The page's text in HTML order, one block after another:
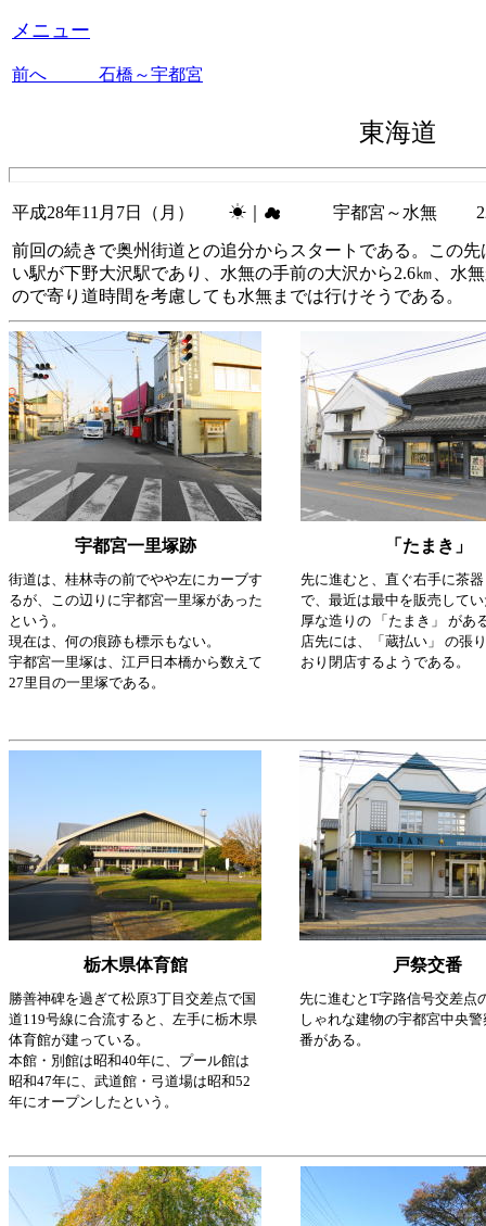
メニュー
前へ 石橋～宇都宮
東海道
平成28年11月7日（月） ☀｜☁ 宇都宮～水無
前回の続きで奥州街道との追分からスタートである。この
い駅が下野大沢駅であり、水無の手前の大沢から2.6㎞、水
ので寄り道時間を考慮しても水無までは行けそうである。
宇都宮一里塚跡 「たまき」
街道は、桂林寺の前でやや左にカーブす
るが、この辺りに宇都宮一里塚があった
という。
現在は、何の痕跡も標示もない。
宇都宮一里塚は、江戸日本橋から数えて
27里目の一里塚である。
先に進むと、直ぐ右手に茶
で、最近は最中を販売して
厚な造りの 「たまき」 があ
店先には、「蔵払い」 の張
おり閉店するようである。
栃木県体育館 戸祭交番
勝善神碑を過ぎて松原3丁目交差点で国
道119号線に合流すると、左手に栃木県
体育館が建っている。
本館・別館は昭和40年に、プール館は
昭和47年に、武道館・弓道場は昭和52
年にオープンしたという。
先に進むとT字路信号交差点
しゃれな建物の宇都宮中央
番がある。